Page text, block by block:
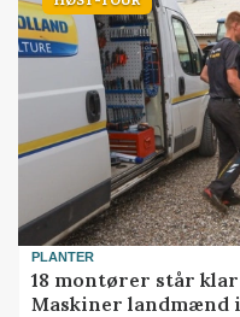
PLANTER
18 montører står
Maskiner landmænd